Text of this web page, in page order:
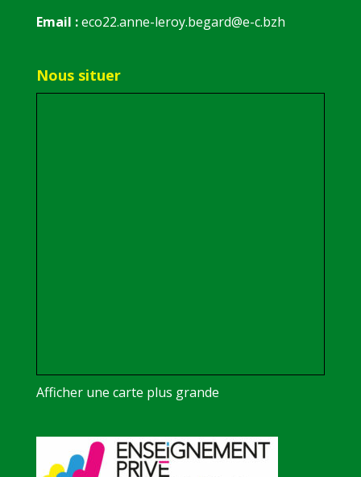
Email :eco22.anne-leroy.begard@e-c.bzh
Nous situer
Afficher une carte plus grande